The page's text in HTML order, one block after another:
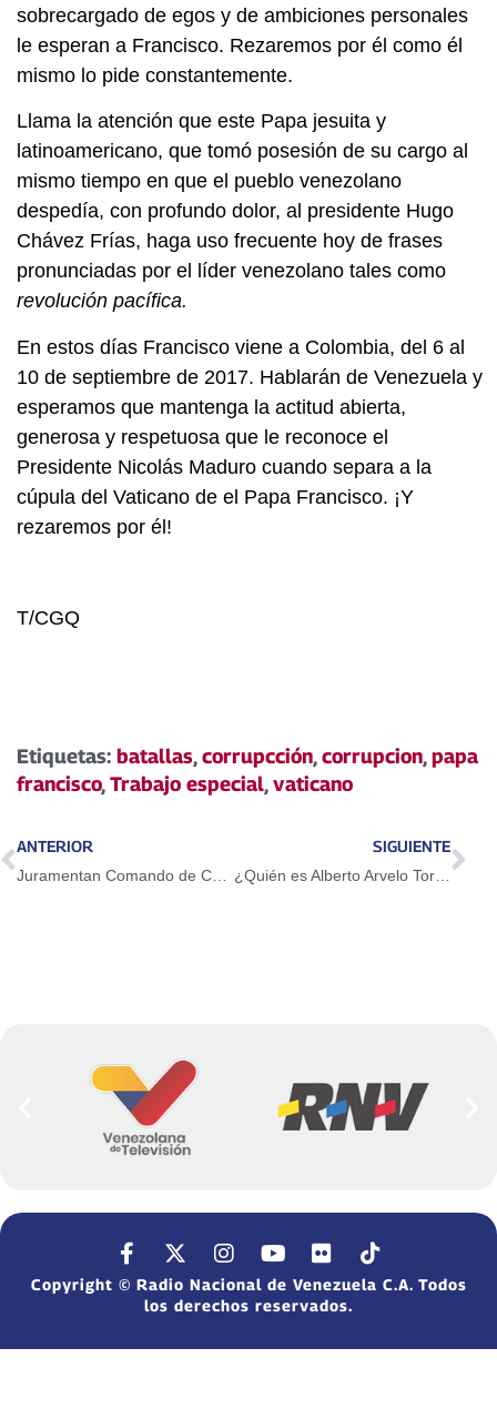
sobrecargado de egos y de ambiciones personales
le esperan a Francisco. Rezaremos por él como él
mismo lo pide constantemente.
Llama la atención que este Papa jesuita y
latinoamericano, que tomó posesión de su cargo al
mismo tiempo en que el pueblo venezolano
despedía, con profundo dolor, al presidente Hugo
Chávez Frías, haga uso frecuente hoy de frases
pronunciadas por el líder venezolano tales como
revolución pacífica.
En estos días Francisco viene a Colombia, del 6 al
10 de septiembre de 2017. Hablarán de Venezuela y
esperamos que mantenga la actitud abierta,
generosa y respetuosa que le reconoce el
Presidente Nicolás Maduro cuando separa a la
cúpula del Vaticano de el Papa Francisco. ¡Y
rezaremos por él!
T/CGQ
Etiquetas: batallas,corrupcción,corrupcion,papa
francisco,Trabajo especial,vaticano
ANTERIOR SIGUIENTE
¿Quién es Alberto Arvelo Torrealba? Maduro recordó el natalicio del poeta barinés
Copyright © Radio Nacional de Venezuela C.A. Todos
los derechos reservados.